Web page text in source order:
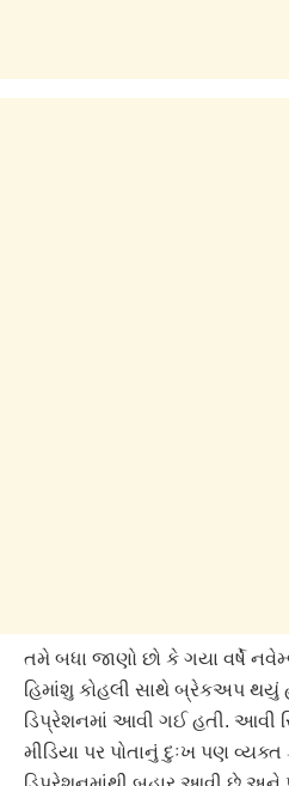
તમે બધા જાણો છો કે ગયા વર્ષે
હિમાંશુ કોહલી સાથે બ્રેકઅપ થયું
ડિપ્રેશનમાં આવી ગઈ હતી. આવી
મીડિયા પર પોતાનું દુઃખ પણ